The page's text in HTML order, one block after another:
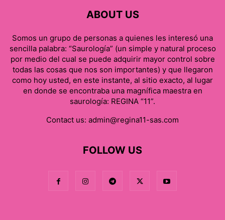
ABOUT US
Somos un grupo de personas a quienes les interesó una
sencilla palabra: “Saurología” (un simple y natural proceso
por medio del cual se puede adquirir mayor control sobre
todas las cosas que nos son importantes) y que llegaron
como hoy usted, en este instante, al sitio exacto, al lugar
en donde se encontraba una magnífica maestra en
saurología: REGINA “11”.
Contact us: admin@regina11-sas.com
FOLLOW US